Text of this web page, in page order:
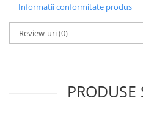
Scule manuale
Aparate de Tăiat Gresie
Briceag multifuncțional
Dălți pentru Lemn
Informatii conformitate produs
Review-uri(0)
PRODUSE